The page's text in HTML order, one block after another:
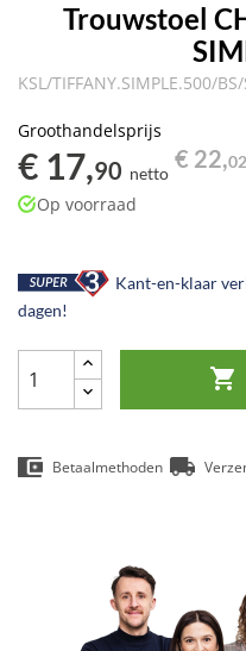
Trouwstoel
KSL/TIFFANY.SIMPLE.500/
Groothandelsprijs
€ 17,90 netto
€ 22,02
Op voorraad
Kant-en-klaar
dagen!

Betaalmethoden